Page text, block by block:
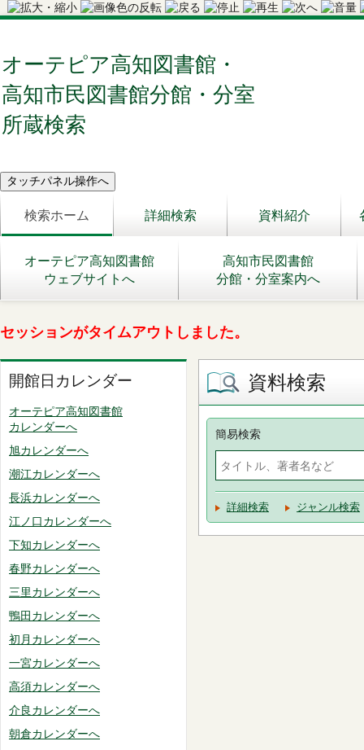
オーテピア高知図書館・
高知市民図書館分館・分室
所蔵検索
検索ホーム 詳細検索 資料紹介
オーテピア高知図書館
ウェブサイトへ
高知市民図書館
分館・分室案内へ
セッションがタイムアウトしました。
開館日カレンダー
オーテピア高知図書館
カレンダーへ
旭カレンダーへ
潮江カレンダーへ
長浜カレンダーへ
江ノ口カレンダーへ
下知カレンダーへ
春野カレンダーへ
三里カレンダーへ
鴨田カレンダーへ
初月カレンダーへ
一宮カレンダーへ
高須カレンダーへ
介良カレンダーへ
朝倉カレンダーへ
資料検索
簡易検索
詳細検索 ジャンル検索